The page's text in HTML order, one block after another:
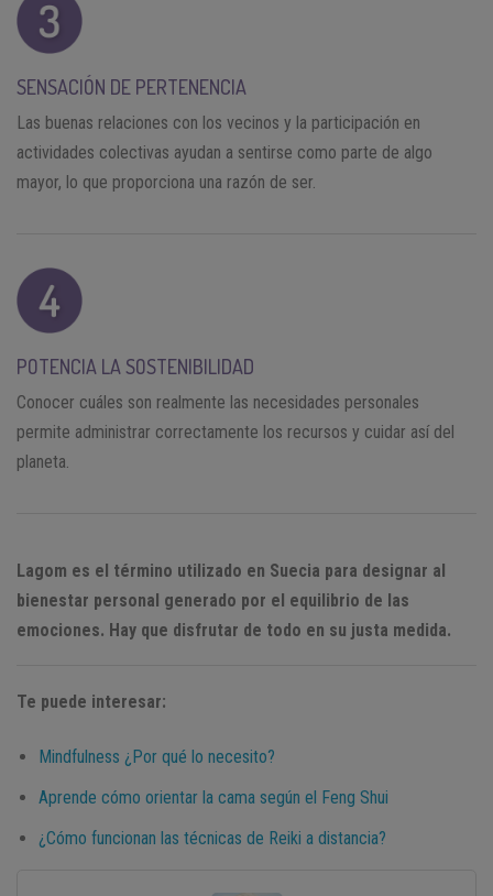
SENSACIÓN DE PERTENENCIA
Las buenas relaciones con los vecinos y la participación en
actividades colectivas ayudan a sentirse como parte de algo
mayor, lo que proporciona una razón de ser.
POTENCIA LA SOSTENIBILIDAD
Conocer cuáles son realmente las necesidades personales
permite administrar correctamente los recursos y cuidar así del
planeta.
Lagom es el término utilizado en Suecia para designar al
bienestar personal generado por el equilibrio de las
emociones. Hay que disfrutar de todo en su justa medida.
Te puede interesar:
Mindfulness ¿Por qué lo necesito?
Aprende cómo orientar la cama según el Feng Shui
¿Cómo funcionan las técnicas de Reiki a distancia?